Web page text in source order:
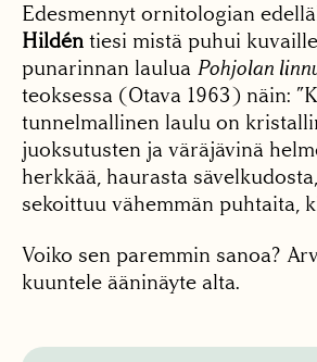
Edesmennyt ornitologian
Hildén tiesi mistä puhui
punarinnan laulua Pohjolan
teoksessa (Otava 1963) näin:
tunnelmallinen laulu on
juoksutusten ja väräjävinä
herkkää, haurasta
sekoittuu vähemmän puhtaita,
Voiko sen paremmin sanoa?
kuuntele ääninäyte alta.
Äänitoistin